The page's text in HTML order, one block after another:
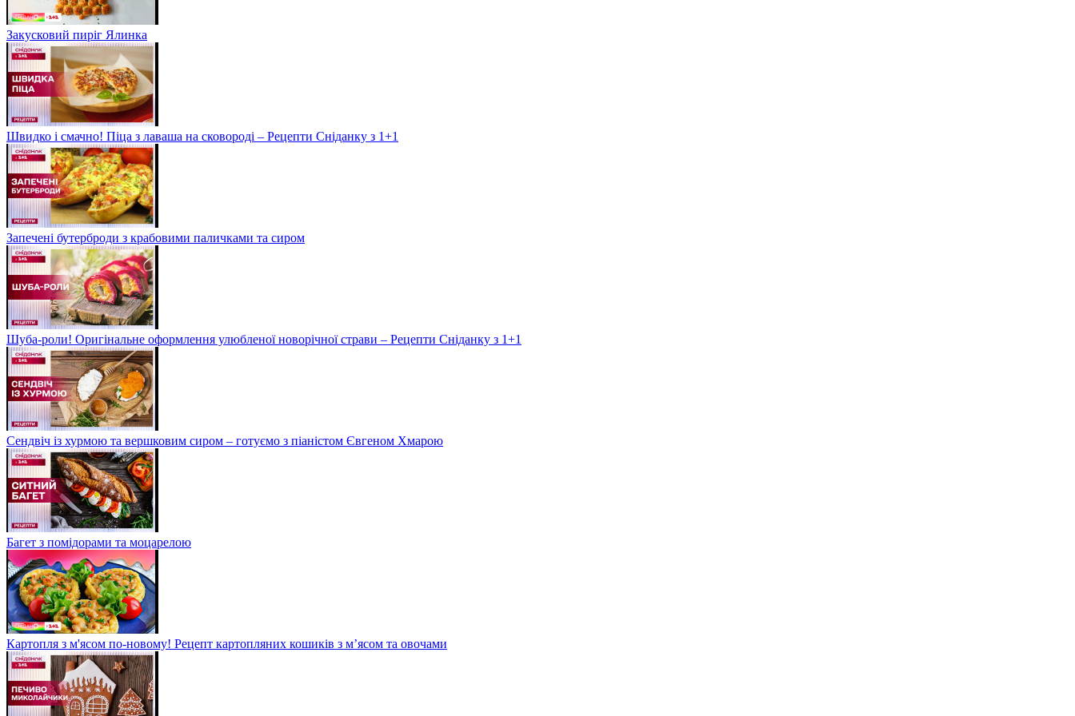
Закусковий пиріг Ялинка
Швидко і смачно! Піца з лаваша на сковороді – Рецепти Сніданку з 1+1
Запечені бутерброди з крабовими паличками та сиром
Шуба-роли! Оригінальне оформлення улюбленої новорічної страви – Рецепти Сніданку з 1+1
Сендвіч із хурмою та вершковим сиром – готуємо з піаністом Євгеном Хмарою
Багет з помідорами та моцарелою
Картопля з м'ясом по-новому! Рецепт картопляних кошиків з м’ясом та овочами